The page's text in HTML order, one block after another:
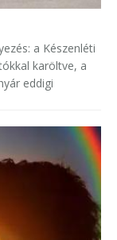
a Készenléti
karöltve, a
eddigi